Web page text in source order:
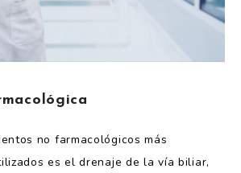
no farmacológicos más
es el drenaje de la ví­a biliar,